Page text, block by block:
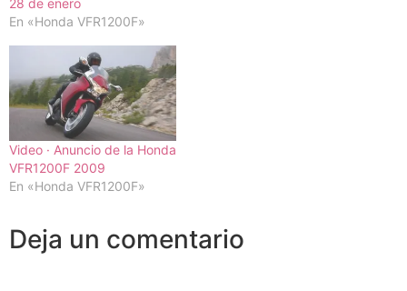
En «Honda VFR1200F»
Video · Anuncio de la Honda
VFR1200F 2009
En «Honda VFR1200F»
Deja un comentario